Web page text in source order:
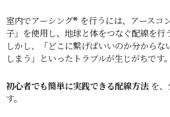
室内でアーシング® を行うには、アースコ
子」を使用し、地球と体をつなぐ配線を行
しかし、「どこに繋げばいいのか分からな
しまう」といったトラブルが生じがちです。
初心者でも簡単に実践できる配線方法を、
す。